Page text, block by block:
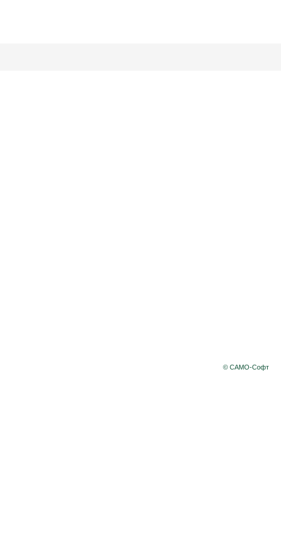
© САМО-Софт